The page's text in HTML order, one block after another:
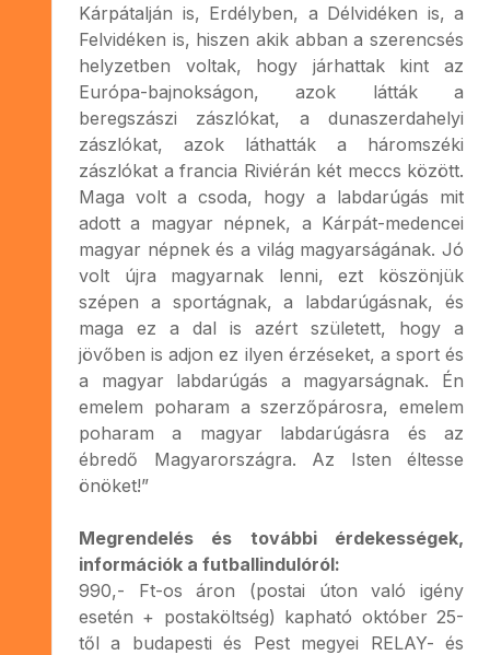
Kárpátalján is, Erdélyben, a Délvidéken is, a
Felvidéken is, hiszen akik abban a szerencsés
helyzetben voltak, hogy járhattak kint az
Európa-bajnokságon, azok látták a
beregszászi zászlókat, a dunaszerdahelyi
zászlókat, azok láthatták a háromszéki
zászlókat a francia Riviérán két meccs között.
Maga volt a csoda, hogy a labdarúgás mit
adott a magyar népnek, a Kárpát-medencei
magyar népnek és a világ magyarságának. Jó
volt újra magyarnak lenni, ezt köszönjük
szépen a sportágnak, a labdarúgásnak, és
maga ez a dal is azért született, hogy a
jövőben is adjon ez ilyen érzéseket, a sport és
a magyar labdarúgás a magyarságnak. Én
emelem poharam a szerzőpárosra, emelem
poharam a magyar labdarúgásra és az
ébredő Magyarországra. Az Isten éltesse
önöket!”
Megrendelés és további érdekességek,
információk a futballindulóról:
990,- Ft-os áron (postai úton való igény
esetén + postaköltség) kapható október 25-
től a budapesti és Pest megyei RELAY- és